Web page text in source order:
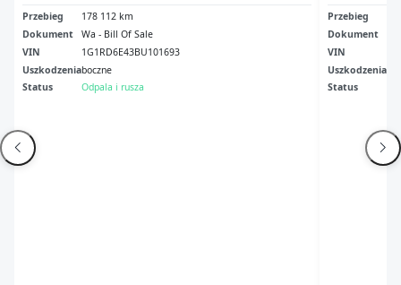
Przebieg
178 112 km
Dokument
Wa - Bill Of Sale
VIN
1G1RD6E43BU101693
Uszkodzeniaboczne
Status
Odpala i rusza
Przebieg
Dokument
VIN
Uszkodzenia
Status